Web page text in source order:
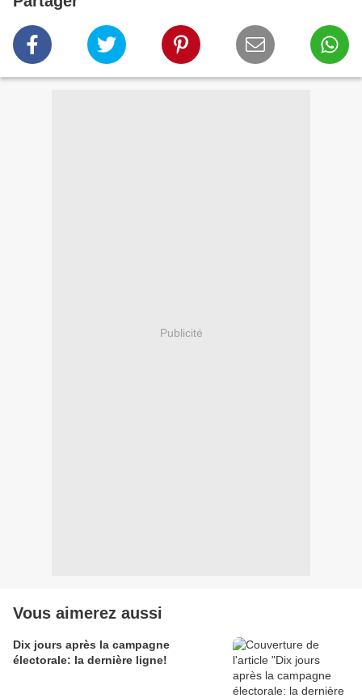
Publicité
Vous aimerez aussi
Dix jours après la campagne
électorale: la dernière ligne!